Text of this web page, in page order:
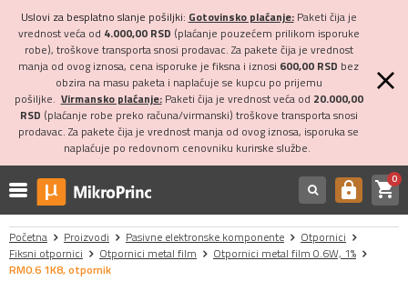
Uslovi za besplatno slanje pošiljki: Gotovinsko plaćanje:Paketi čija je
vrednost veća od 4.000,00 RSD (plaćanje pouzećem prilikom isporuke
robe), troškove transporta snosi prodavac. Za pakete čija je vrednost
manja od ovog iznosa, cena isporuke je fiksna i iznosi 600,00 RSD bez
obzira na masu paketa i naplaćuje se kupcu po prijemu
pošiljke. Virmansko plaćanje:Paketi čija je vrednost veća od 20.000,00
RSD (plaćanje robe preko računa/virmanski) troškove transporta snosi
prodavac. Za pakete čija je vrednost manja od ovog iznosa, isporuka se
naplaćuje po redovnom cenovniku kurirske službe.
https shopping_cart0
Početna Proizvodi Pasivne elektronske komponente
Otpornici
Fiksni otpornici
Otpornici metal film
Otpornici metal film 0.6W, 1%
RM0.6 1K8, otpornik